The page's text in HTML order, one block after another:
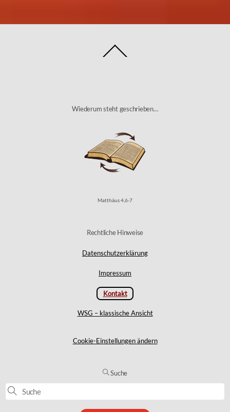
To
Wiederum steht geschrieben…
Matthäus 4,6-7
Rechtliche Hinweise
Datenschutzerklärung
Impressum
Kontakt
WSG – klassische Ansicht
Cookie-Einstellungen ändern
Suche